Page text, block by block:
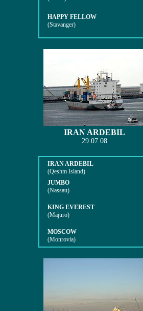
HAPPY FELLOW
(Stavanger)
IRAN ARDEBIL
29.07.08
IRAN ARDEBIL
(Qeshm Island)
JUMBO
(Nassau)
KING EVEREST
(Majuro)
MOSCOW
(Monrovia)